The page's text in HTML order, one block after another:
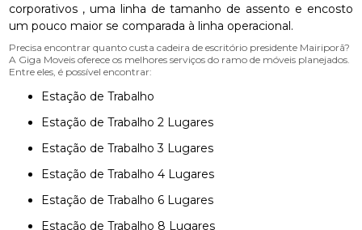
corporativos , uma linha de tamanho de assento e encosto
um pouco maior se comparada à linha operacional.
Precisa encontrar quanto custa cadeira de escritório presidente Mairiporã?
A Giga Moveis oferece os melhores serviços do ramo de móveis planejados.
Entre eles, é possível encontrar:
Estação de Trabalho
Estação de Trabalho 2 Lugares
Estação de Trabalho 3 Lugares
Estação de Trabalho 4 Lugares
Estação de Trabalho 6 Lugares
Estação de Trabalho 8 Lugares